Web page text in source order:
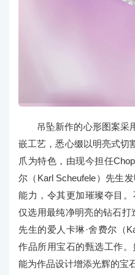
吊坠新作的心形图案采
嵌工艺，悉心缀以明亮式切
爪为特色，由现今担任
尔（Karl Scheufele）先生
能力，令其更加璀璨夺目
仅选用最纯净明亮的钻石打
先生的爱人卡琳·舍费尔（
作品所用宝石的甄选工作
能为作品设计增添光辉的宝石